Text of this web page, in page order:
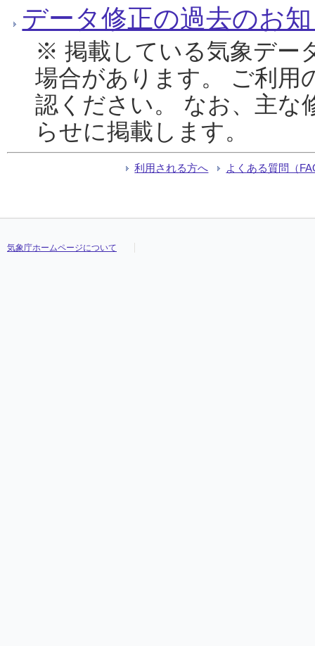
データ修正の過去のお
※ 掲載している気象デー
場合があります。 ご利用
認ください。 なお、主な
らせに掲載します。
利用される方へ よくある質問（
気象庁ホームページについて